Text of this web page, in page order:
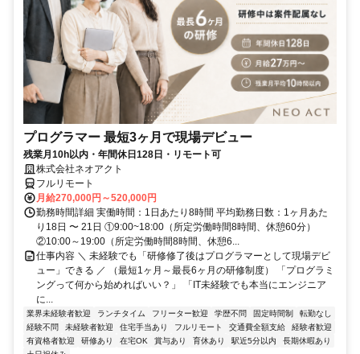
プログラマー 最短3ヶ月で現場デビュー
残業月10h以内・年間休日128日・リモート可
株式会社ネオアクト
フルリモート
月給270,000円～520,000円
勤務時間詳細 実働時間：1日あたり8時間 平均勤務日数：1ヶ月あた
り18日 〜 21日 ①9:00~18:00（所定労働時間8時間、休憩60分）
②10:00～19:00（所定労働時間8時間、休憩6...
仕事内容 ＼ 未経験でも「研修修了後はプログラマーとして現場デビ
ュー」できる ／ （最短1ヶ月～最長6ヶ月の研修制度） 「プログラミ
ングって何から始めればいい？」 「IT未経験でも本当にエンジニア
に...
業界未経験者歓迎 ランチタイム フリーター歓迎 学歴不問 固定時間制
転勤なし
経験不問
未経験者歓迎 住宅手当あり フルリモート 交通費全額支給
経験者歓迎
有資格者歓迎
研修あり 在宅OK 賞与あり 育休あり 駅近5分以内
長期休暇あり